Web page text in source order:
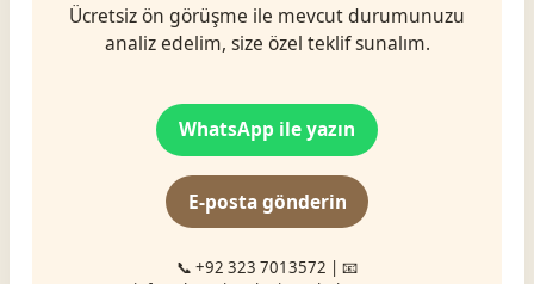
Ücretsiz ön görüşme ile mevcut durumunuzu
analiz edelim, size özel teklif sunalım.
WhatsApp ile yazın
E-posta gönderin
📞 +92 323 7013572 | 📧